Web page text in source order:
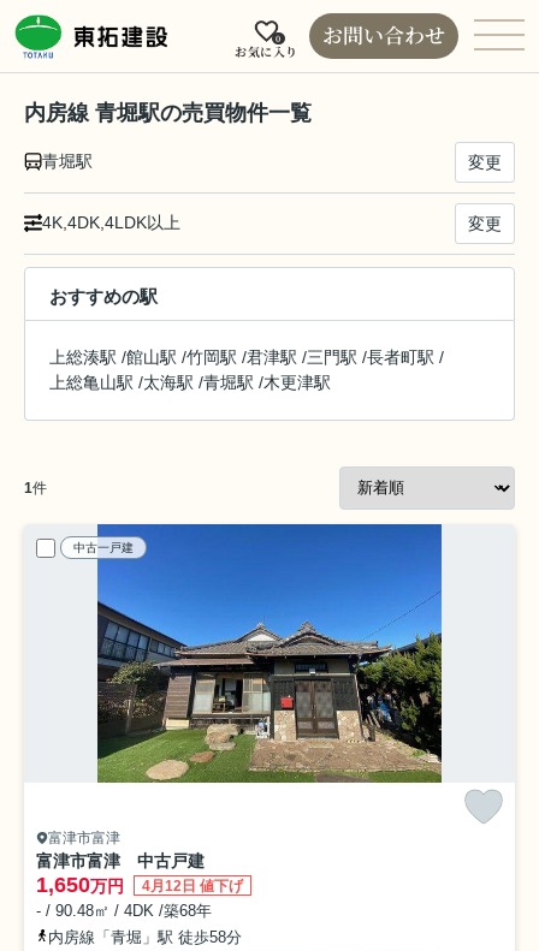
お気に入り
0 お問い合わせ
内房線 青堀駅の売買物件一覧
青堀駅 変更
4K,4DK,4LDK以上 変更
おすすめの駅
上総湊駅 /館山駅 /竹岡駅 /君津駅 /三門駅 /長者町駅 /
上総亀山駅 /太海駅 /青堀駅 /木更津駅
1件
中古一戸建
富津市富津
富津市富津 中古戸建
1,650万円 4月12日 値下げ
- / 90.48㎡ / 4DK /築68年
内房線「青堀」駅 徒歩58分